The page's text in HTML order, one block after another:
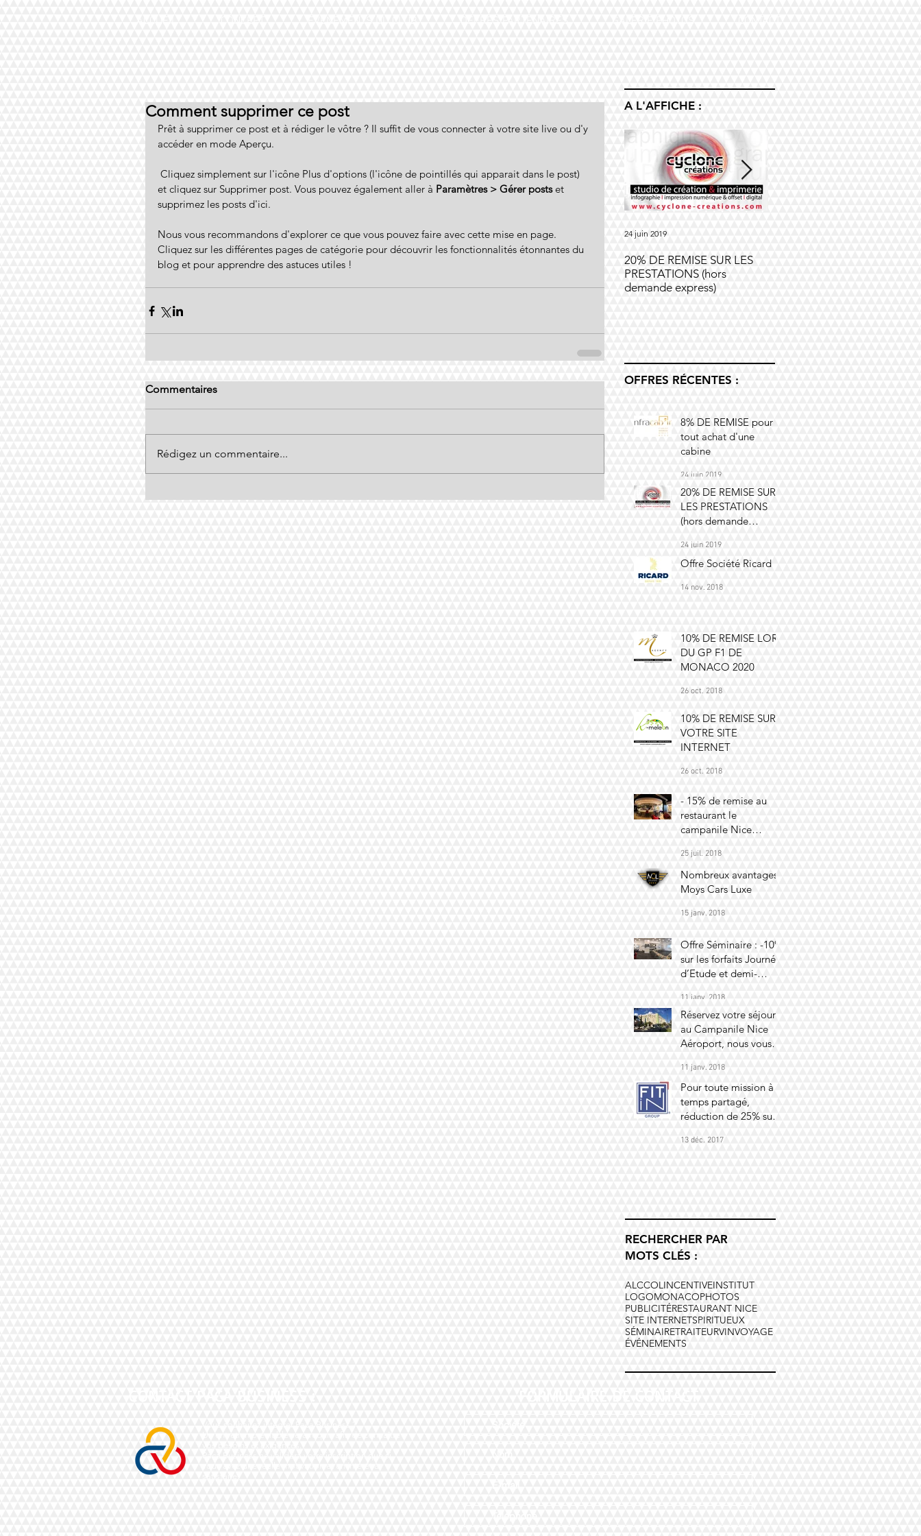
Comment supprimer ce post
Prêt à supprimer ce post et à rédiger le vôtre ? Il suffit de vous connecter à votre site live ou d'y
accéder en mode Aperçu.
et cliquez sur Supprimer post. Vous pouvez également aller à Paramètres > Gérer posts et
supprimez les posts d'ici.
Nous vous recommandons d'explorer ce que vous pouvez faire avec cette mise en page.
Cliquez sur les différentes pages de catégorie pour découvrir les fonctionnalités étonnantes du
blog et pour apprendre des astuces utiles !
Commentaires
Rédigez un commentaire...
A L'AFFICHE :
20% DE REMISE SUR LES
PRESTATIONS (hors
demande express)
24 juin 2019
OFFRES RÉCENTES :
8% DE REMISE pour
tout achat d'une
cabine
24 juin 2019
20% DE REMISE SUR
LES PRESTATIONS
(hors demande
24 juin 2019
Offre Société Ricard
14 nov. 2018
10% DE REMISE LORS
DU GP F1 DE
MONACO 2020
26 oct. 2018
10% DE REMISE SUR
VOTRE SITE
INTERNET
26 oct. 2018
- 15% de remise au
restaurant le
campanile Nice
promotionnelle)
25 juil. 2018
Nombreux avantages
Moys Cars Luxe
15 janv. 2018
Offre Séminaire : -10%
sur les forfaits Journée
d’Etude et demi-
11 janv. 2018
Réservez votre séjour
au Campanile Nice
Aéroport, nous vous
maison (par personne
11 janv. 2018
Pour toute mission à
temps partagé,
réduction de 25% sur
journée ! Pour toute
13 déc. 2017
RECHERCHER PAR
MOTS CLÉS :
ALCCOLINCENTIVEINSTITUT
LOGOMONACOPHOTOS
PUBLICITÉRESTAURANT NICE
SITE INTERNETSPIRITUEUX
SÉMINAIRETRAITEURVINVOYAGE
ÉVÉNEMENTS